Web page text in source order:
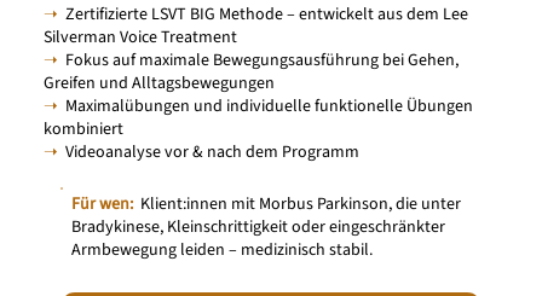
➝ Zertifizierte LSVT BIG Methode – entwickelt aus dem Lee
Silverman Voice Treatment
➝ Fokus auf maximale Bewegungsausführung bei Gehen,
Greifen und Alltagsbewegungen
➝ Maximalübungen und individuelle funktionelle Übungen
kombiniert
➝ Videoanalyse vor & nach dem Programm
Für wen: Klient:innen mit Morbus Parkinson, die unter
Bradykinese, Kleinschrittigkeit oder eingeschränkter
Armbewegung leiden – medizinisch stabil.